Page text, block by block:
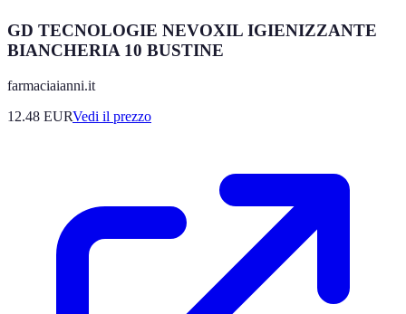
GD TECNOLOGIE NEVOXIL IGIENIZZANTE
BIANCHERIA 10 BUSTINE
farmaciaianni.it
12.48 EURVedi il prezzo